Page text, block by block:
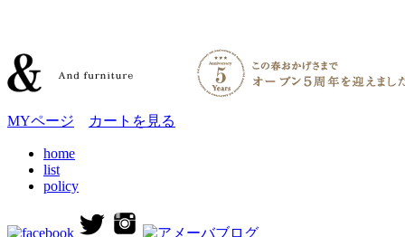
MYページ カートを見る
home
list
policy